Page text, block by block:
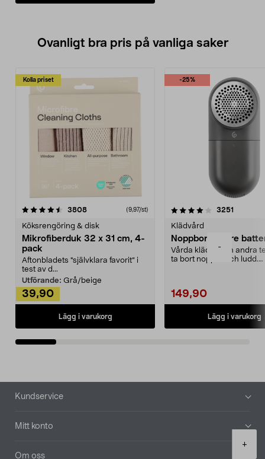
-
+
Ovanligt bra pris på vanliga saker
Kolla priset
3808recensioner (9,97/st)
Köksrengöring & disk
Mikrofiberduk 32 x 31 cm, 4-
pack
Aftonbladets "självklara favorit” i
test av d...
Utförande: Grå/beige
39,90
Lägg i varukorg
-25%
4.0av 5 stjärnor 3251
Klädvård
Noppborttagare
Vårda kläder och andra
ta bort noppor och ludd.
149,90
Lägg i varukorg
4.5av 5 stjärnor
Sidfot
Kundservice
Mitt konto
Om oss